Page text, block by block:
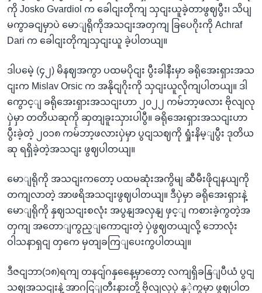
ကို Josko Gvardiol က ခေါငျးတိုကျ သှငျးယူခဲ့တာဖွဈပွီး၊ သိပျ
မကွာခငျမှာပဲ မောျရိုကိုအသငျးအတှကျ ခြပေဂိုးကို Achraf
Dari က ခေါငျးတိုကျသှငျးယူ ခဲ့ပါတယျ။
ဒါပမေဲ့ (၄၂) မိနဈအကွာ ပထမပိုငျး ပွီးခါနီးမှာ ခရိုအေးရှားအသ
ငျးက Mislav Orsic က အနိုငျဂိုးကို သှငျးယူလိုကျပါတယျ။ ဒါ
ကွောင့ျ ခရိုအေးရှားအသငျးဟာ ၂၀၂၂ ကမ်ဘာ့ဖလား ဗိုလျလု
ပှဲမှာ တတိယဆုကို ဆှတျခူးသှားပါပွီ။ ခရိုအေးရှားအသငျးဟာ
ပွီးခဲ့တဲ့ ၂၀၁၈ ကမ်ဘာ့ဖလားပှဲမှာ ပွငျသဈကို ရှုံးနိမ့ျပွီး ဒုတိယ
ဆု ရရှိခဲ့တဲ့အသငျး ဖွဈပါတယျ။
မောျရိုကို အသငျးကတော့ ပထမဆုံးအကွိမျ ဆီမီးဖိုငျနယျကို
တကျလာတဲ့ အာဖရိအသငျးဖွဈပါတယျ။ ဒီပှဲမှာ ခရိုအေးရှားနဲ့
မောျရိုကို နှဈသငျးစလုံး အပွနျအလှနျ ဖှင့ျ ကစားခဲ့ကွတဲ့အ
တှကျ အတောျကွည့ျကောငျးတဲ့ ပှဲဖွဈတယျလို့ ဘောလုံး
ဝါသနာရှငျ တှကေ မှတျခကြျပေးကွပါတယျ။
ဒီဇငျဘာ(၁၈)ရကျ တနငျ်ဂနှနေေ့မှာတော့ လကျရှိခနြျပီယံ ပွငျ
သဈအသငျးနဲ့ အာဂငြျတီးနားတို့ ဗိုလျလုပှဲ နှှဲကွမှာ ဖွဈပါတ